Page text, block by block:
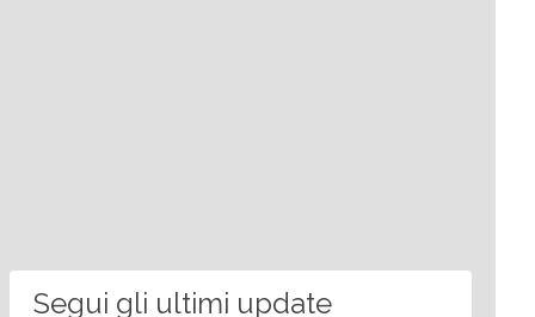
Segui gli ultimi update